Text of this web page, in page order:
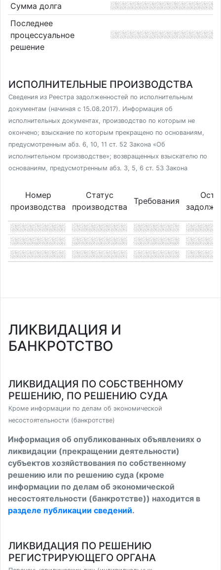
Сумма долга
Последнее
процессуальное
решение
ИСПОЛНИТЕЛЬНЫЕ ПРОИЗВОДСТВА
Сведения из Реестра задолженностей по исполнительным
документам (начиная с 15.08.2017). Информация об
исполнительных документах, производство по которым не
окончено; взыскание по которым прекращено по основаниям,
предусмотренным абз. 6, 10, 11 ст. 52 Закона «Об
исполнительном производстве»; возвращенных взыскателю по
основаниям, предусмотренным абз. 3, 5, 6 ст. 53 Закона
Номер
производства
Статус
производства
Требования
ЛИКВИДАЦИЯ И
БАНКРОТСТВО
ЛИКВИДАЦИЯ ПО СОБСТВЕННОМУ
РЕШЕНИЮ, ПО РЕШЕНИЮ СУДА
Кроме информации по делам об экономической
несостоятельности (банкротстве)
Информация об опубликованных объявлениях о
ликвидации (прекращении деятельности)
субъектов хозяйствования по собственному
решению или по решению суда (кроме
информации по делам об экономической
несостоятельности (банкротстве)) находится в
разделе публикации сведений.
ЛИКВИДАЦИЯ ПО РЕШЕНИЮ
РЕГИСТРИРУЮЩЕГО ОРГАНА